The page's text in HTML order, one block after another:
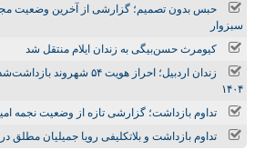
حبس بدون تصمیم؛ گزارشی از آخرین وضعیت
سبزوار
کیومرث حسن‌بیگی به زندان ایلام منتقل شد
زندان اردبیل؛ احراز هویت ۵۴
۱۴۰۴
تداوم بازداشت؛ گزارشی تازه از وضعیت نجمه
تداوم بازداشت و بلاتکلیفی رویا جمیلیان مطلق